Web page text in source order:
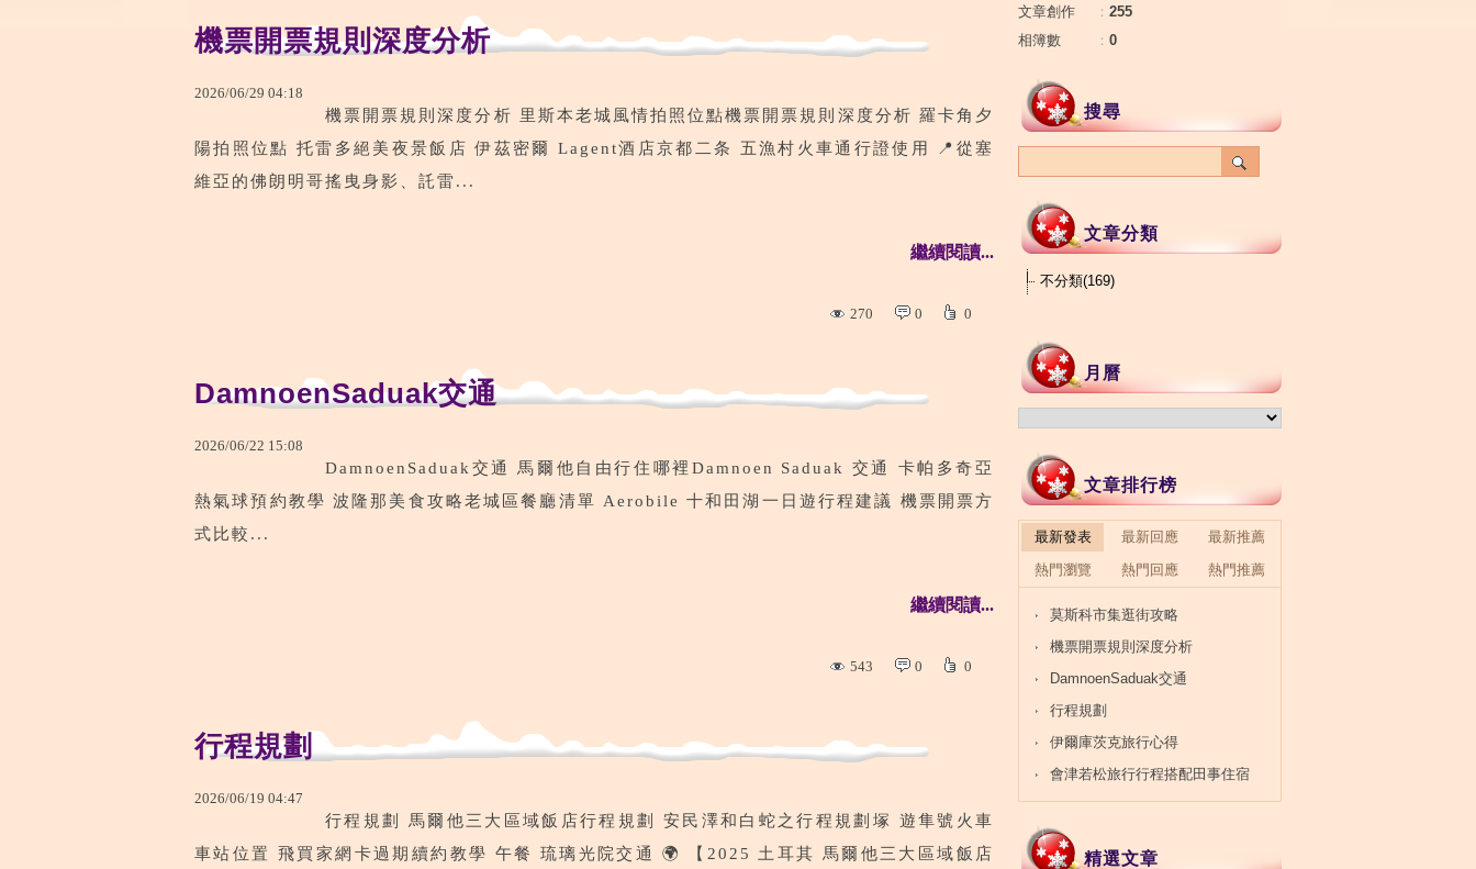
機票開票規則深度分析
2026/06/29 04:18
機票開票規則深度分析 里斯本老城風情拍照位點機票開票規則深度分析 羅卡角夕
陽拍照位點 托雷多絕美夜景飯店 伊茲密爾 Lagent酒店京都二条 五漁村火車通行證使用 📍從塞
維亞的佛朗明哥搖曳身影、託雷...
繼續閱讀...
270 0 0
DamnoenSaduak交通
2026/06/22 15:08
DamnoenSaduak交通 馬爾他自由行住哪裡Damnoen Saduak 交通 卡帕多奇亞
熱氣球預約教學 波隆那美食攻略老城區餐廳清單 Aerobile 十和田湖一日遊行程建議 機票開票方
式比較...
繼續閱讀...
543 0 0
行程規劃
2026/06/19 04:47
行程規劃 馬爾他三大區域飯店行程規劃 安民澤和白蛇之行程規劃塚 遊隼號火車
車站位置 飛買家網卡過期續約教學 午餐 琉璃光院交通 🌍 【2025 土耳其 馬爾他三大區域飯店
文章創作
： 255
相簿數
： 0
搜尋
文章分類
不分類(169)
月曆
文章排行榜
最新發表 最新回應
最新推薦
熱門瀏覽
熱門回應 熱門推薦
莫斯科市集逛街攻略
機票開票規則深度分析
DamnoenSaduak交通
行程規劃
伊爾庫茨克旅行心得
會津若松旅行行程搭配田事住宿
精選文章